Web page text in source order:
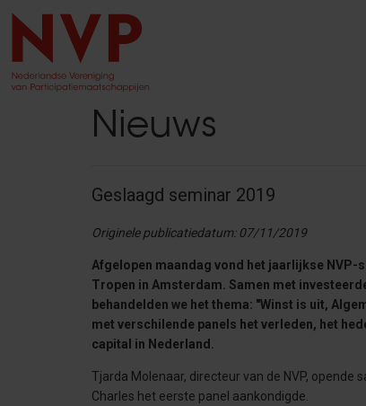
Nieuws
Geslaagd seminar 2019
Originele publicatiedatum: 07/11/2019
Afgelopen maandag vond het jaarlijkse
Tropen in Amsterdam. Samen met
behandelden we het thema: "Winst is uit,
met verschilende panels het verleden, het
capital in Nederland.
Tjarda Molenaar, directeur van de NVP, opende
Charles het eerste panel aankondigde.